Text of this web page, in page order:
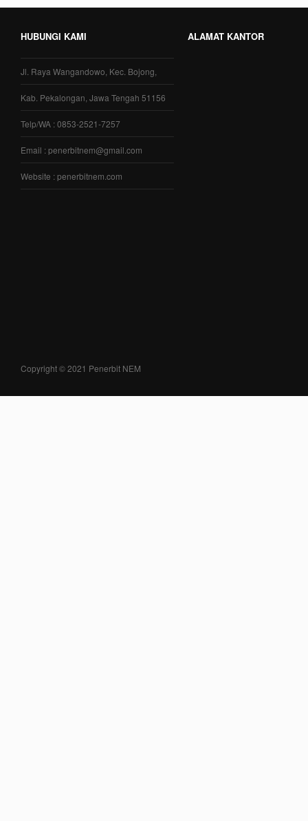
HUBUNGI KAMI
Jl. Raya Wangandowo, Kec. Bojong,
Kab. Pekalongan, Jawa Tengah 51156
Telp/WA : 0853-2521-7257
Email : penerbitnem@gmail.com
Website : penerbitnem.com
ALAMAT KANTOR
Copyright © 2021 Penerbit NEM